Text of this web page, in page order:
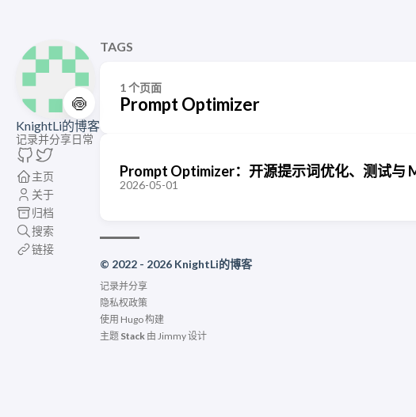
🍥
KnightLi的博客
记录并分享日常
主页
关于
归档
搜索
链接
TAGS
1 个页面
Prompt Optimizer
Prompt Optimizer：开源提示词优化、测试与
2026-05-01
© 2022 - 2026 KnightLi的博客
记录并分享
隐私权政策
使用 Hugo构建
主题 Stack 由 Jimmy设计